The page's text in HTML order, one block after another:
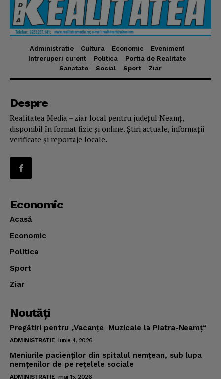
Administratie Cultura Economic
Eveniment
Intreruperi curent
Politica
Portia de Realitate
Sanatate
Social Sport Ziar
Despre
Realitatea Media – ziar local pentru județul Neamț,
disponibil în format fizic și online. Știri actuale, informații
verificate și reportaje locale.
Economic
Acasă
Economic
Politica
Sport
Ziar
Noutăţi
Pregătiri pentru „Vacanţe Muzicale la Piatra-Neamţ“
ADMINISTRATIE iunie 4, 2026
Meniurile pacienţilor din spitalul nemţean, sub lupa
nemţenilor de pe reţelele sociale
ADMINISTRATIE mai 15, 2026